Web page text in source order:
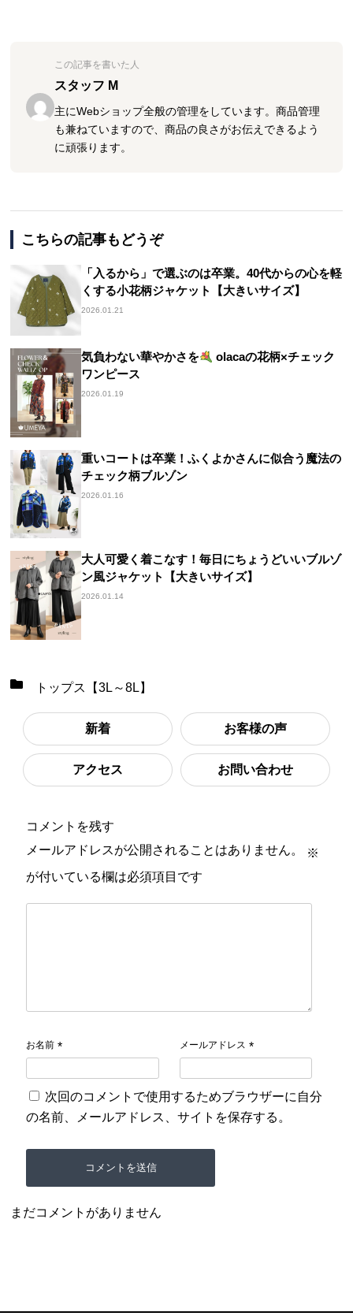
この記事を書いた人
スタッフ M
主にWebショップ全般の管理をしています。商品管理
も兼ねていますので、商品の良さがお伝えできるよう
に頑張ります。
こちらの記事もどうぞ
「入るから」で選ぶのは卒業。40代からの心を軽
くする小花柄ジャケット【大きいサイズ】
2026.01.21
気負わない華やかさを
olacaの花柄×チェック
ワンピース
2026.01.19
重いコートは卒業！ふくよかさんに似合う魔法の
チェック柄ブルゾン
2026.01.16
大人可愛く着こなす！毎日にちょうどいいブルゾ
ン風ジャケット【大きいサイズ】
2026.01.14
トップス【3L～8L】
新着 お客様の声
アクセス お問い合わせ
コメントを残す
メールアドレスが公開されることはありません。
※
が付いている欄は必須項目です
お名前 * メールアドレス *
次回のコメントで使用するためブラウザーに自分
の名前、メールアドレス、サイトを保存する。
まだコメントがありません